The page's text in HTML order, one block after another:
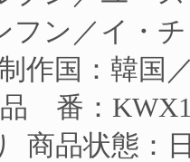
フン／イ・
作国：韓国
番：
商品状態：